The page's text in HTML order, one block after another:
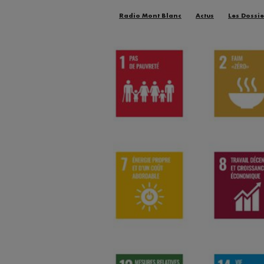
Radio Mont Blanc Actus Les